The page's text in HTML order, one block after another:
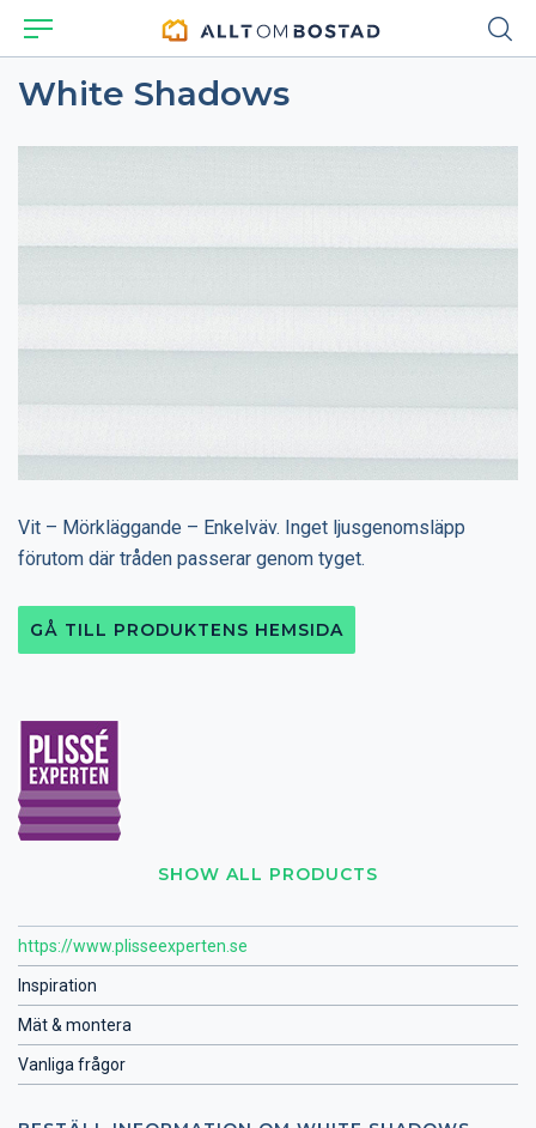
White Shadows
SHOW ALL PRODUCTS
https://www.plisseexperten.se
Inspiration
Mät & montera
Vanliga frågor
Vit – Mörkläggande – Enkelväv. Inget ljusgenomsläpp
förutom där tråden passerar genom tyget.
GÅ TILL PRODUKTENS HEMSIDA